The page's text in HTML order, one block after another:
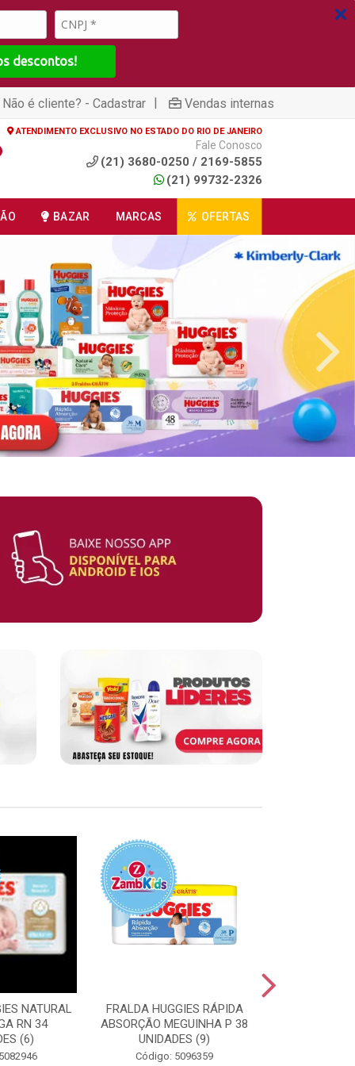
descontos!
Não é cliente? - Cadastrar | Vendas internas
ATENDIMENTO EXCLUSIVO NO ESTADO DO RIO DE JANEIRO
Fale Conosco
(21) 3680-0250 / 2169-5855
(21) 99732-2326
BAZAR MARCAS OFERTAS
NATURAL
RN 34
(6)
FRALDA HUGGIES RÁPIDA
ABSORÇÃO MEGUINHA P 38
UNIDADES (9)
Código: 5096359